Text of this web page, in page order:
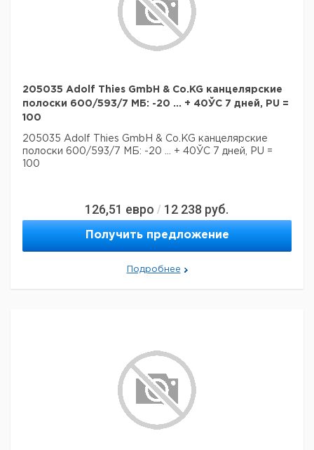
205035 Adolf Thies GmbH & Co.KG канцелярские
полоски 600/593/7 МБ: -20 ... + 40ЎC 7 дней, PU =
100
205035 Adolf Thies GmbH & Co.KG канцелярские
полоски 600/593/7 МБ: -20 ... + 40ЎC 7 дней, PU =
100
126,51 евро / 12 238 руб.
Получить предложение
Подробнее